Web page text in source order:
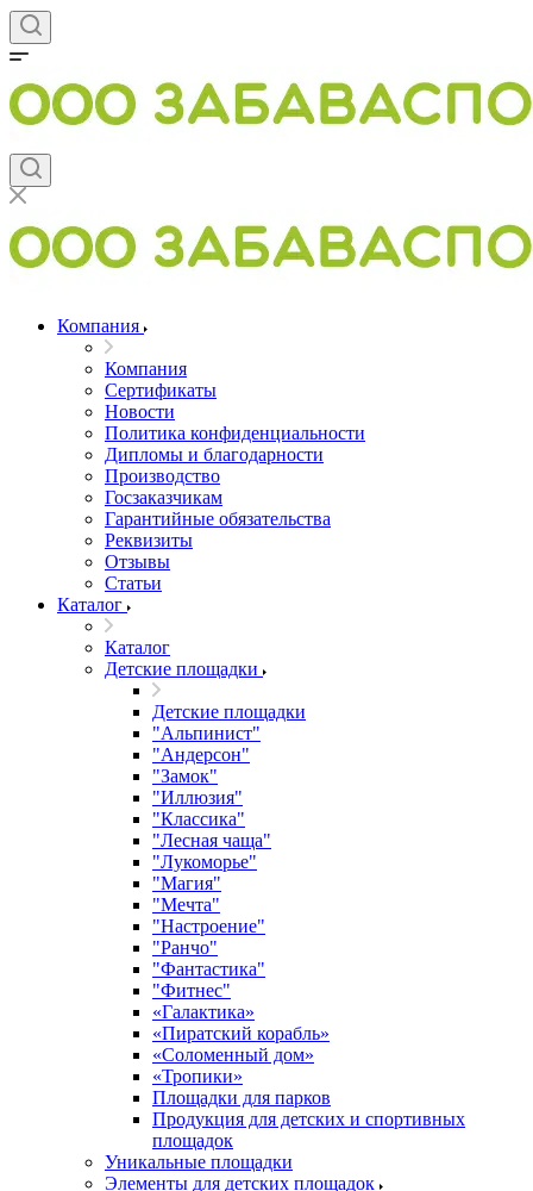
Компания
Компания
Сертификаты
Новости
Политика конфиденциальности
Дипломы и благодарности
Производство
Госзаказчикам
Гарантийные обязательства
Реквизиты
Отзывы
Статьи
Каталог
Каталог
Детские площадки
Детские площадки
"Альпинист"
"Андерсон"
"Замок"
"Иллюзия"
"Классика"
"Лесная чаща"
"Лукоморье"
"Магия"
"Мечта"
"Настроение"
"Ранчо"
"Фантастика"
"Фитнес"
«Галактика»
«Пиратский корабль»
«Соломенный дом»
«Тропики»
Площадки для парков
Продукция для детских и спортивных
площадок
Уникальные площадки
Элементы для детских площадок